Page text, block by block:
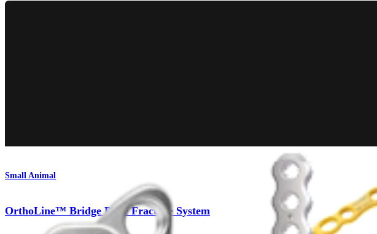
Small Animal
OrthoLine™ Bridge Plate Fracture System